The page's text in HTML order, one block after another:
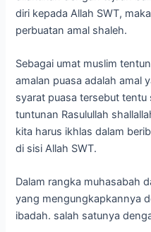
diri kepada Allah SWT,
perbuatan amal shaleh.
Sebagai umat muslim
amalan puasa adalah amal
syarat puasa tersebut tentu
tuntunan Rasulullah
kita harus ikhlas dalam
di sisi Allah SWT.
Dalam rangka muhasabah
yang mengungkapkannya
ibadah. salah satunya